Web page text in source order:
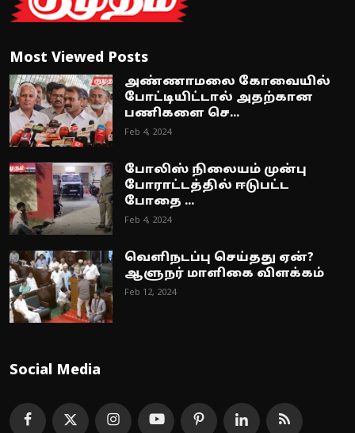
Most Viewed Posts
அண்ணாமலை கோவையில்
போட்டியிட்டால் அதற்கான
பணிகளை செ...
Feb 4, 2024
போலிஸ் நிலையம் முன்பு
போராட்டத்தில் ஈடுபட்ட
போதை ...
Feb 4, 2024
வெளிநடப்பு செய்தது ஏன்?
ஆளுநர் மாளிகை விளக்கம்
Feb 12, 2024
Social Media